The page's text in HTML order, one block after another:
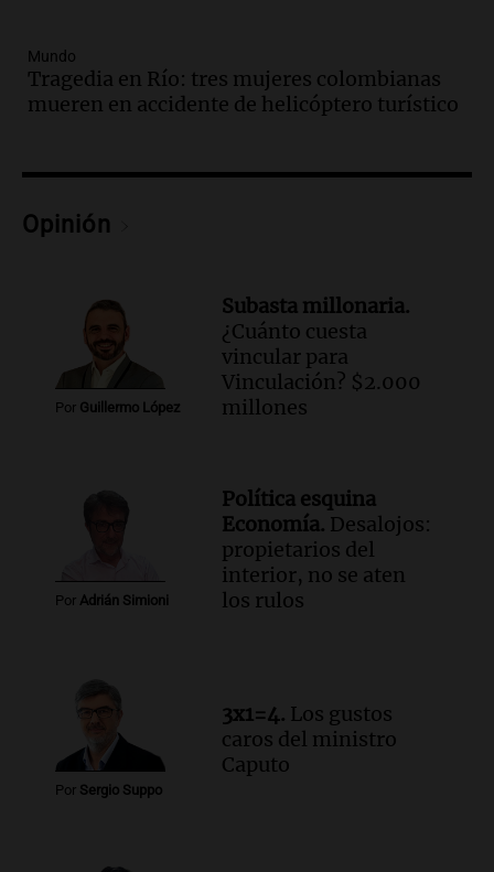
de su gran muestra anual con la
participación de miles de visitantes
Panorama Federal
Audio.El Senado de Santa Fe aprueba
fenómeno del Niño
Audio.
Una mujer de 40 años muere en
un accidente en la Ruta 321 cerca de
García Fernández
Panorama Federal
Episodios
liquidez de 4 billones
Panorama Federal
Episodios
La lección del Titanic y la
humildad en tiempos de tormenta
Audio.
Tormentas y filtraciones: "El
agua entra por donde menos
imaginamos"
Una Mañana para todos Rosario
Episodios
Mundo
Tragedia en Río: tres mujeres colombianas
mueren en accidente de helicóptero turístico
Opinión
Por Guillermo López
Subasta millonaria.
¿Cuánto cuesta
vincular para
Vinculación? $2.000
millones
Por Adrián Simioni
Política esquina
Economía. Desalojos:
propietarios del
interior, no se aten
los rulos
Por Sergio Suppo
3x1=4. Los gustos
caros del ministro
Caputo